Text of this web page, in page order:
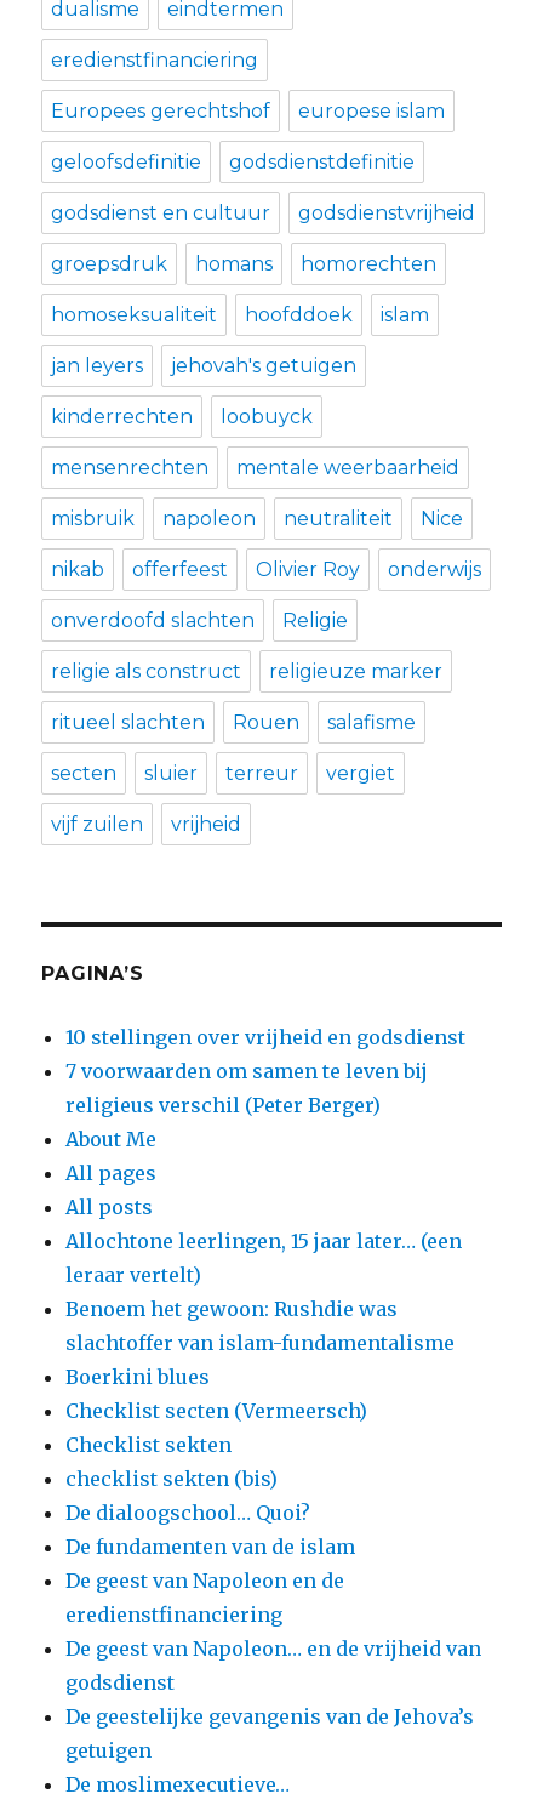
dualisme eindtermen
eredienstfinanciering
Europees gerechtshof europese islam
geloofsdefinitie godsdienstdefinitie
godsdienst en cultuur godsdienstvrijheid
groepsdruk homans homorechten
homoseksualiteit hoofddoek islam
jan leyers jehovah's getuigen
kinderrechten loobuyck
mensenrechten mentale weerbaarheid
misbruik napoleon neutraliteit Nice
nikab offerfeest Olivier Roy onderwijs
onverdoofd slachten Religie
religie als construct religieuze marker
ritueel slachten Rouen salafisme
secten sluier terreur vergiet
vijf zuilen vrijheid
PAGINA’S
10 stellingen over vrijheid en godsdienst
7 voorwaarden om samen te leven bij
religieus verschil (Peter Berger)
About Me
All pages
All posts
Allochtone leerlingen, 15 jaar later… (een
leraar vertelt)
Benoem het gewoon: Rushdie was
slachtoffer van islam-fundamentalisme
Boerkini blues
Checklist secten (Vermeersch)
Checklist sekten
checklist sekten (bis)
De dialoogschool… Quoi?
De fundamenten van de islam
De geest van Napoleon en de
eredienstfinanciering
De geest van Napoleon… en de vrijheid van
godsdienst
De geestelijke gevangenis van de Jehova’s
getuigen
De moslimexecutieve…